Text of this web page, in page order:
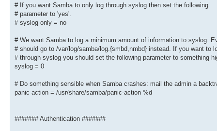
# If you are using encrypted passwords, Samba will need to
# password database type you are using.
; passdb backend = tdbsam
obey pam restrictions = yes
# This boolean parameter controls whether Samba attempts
# password with the SMB password when the encrypted SMB
# passdb is changed.
# For Unix password sync to work on a Debian GNU/Linux
passwd program = /usr/bin/passwd %u
passwd chat = *Enter\snew\s*\spassword:* %n\n
# If you want Samba to only log through syslog then set the following
# parameter to 'yes'.
# syslog only = no
# We want Samba to log a minimum amount of information to syslog.
# should go to /var/log/samba/log.{smbd,nmbd} instead. If you want to
# through syslog you should set the following parameter to something
syslog = 0
# Do something sensible when Samba crashes: mail the admin a
panic action = /usr/share/samba/panic-action %d
####### Authentication #######